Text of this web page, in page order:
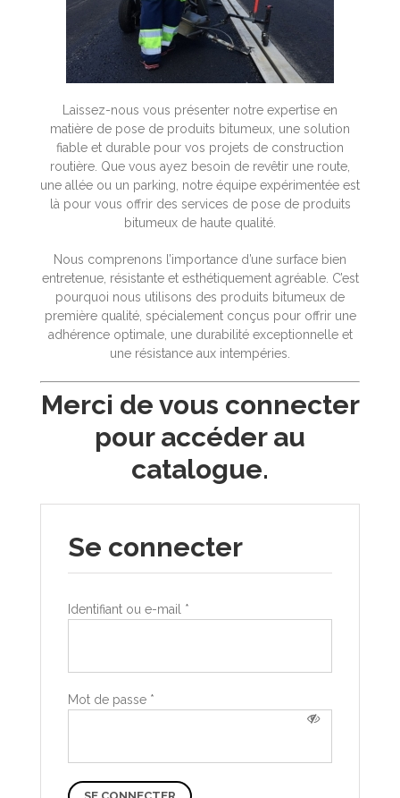
Laissez-nous vous présenter notre expertise en
matière de pose de produits bitumeux, une solution
fiable et durable pour vos projets de construction
routière. Que vous ayez besoin de revêtir une route,
une allée ou un parking, notre équipe expérimentée est
là pour vous offrir des services de pose de produits
bitumeux de haute qualité.
Nous comprenons l’importance d’une surface bien
entretenue, résistante et esthétiquement agréable. C’est
pourquoi nous utilisons des produits bitumeux de
première qualité, spécialement conçus pour offrir une
adhérence optimale, une durabilité exceptionnelle et
une résistance aux intempéries.
Merci de vous connecter
pour accéder au
catalogue.
Se connecter
Identifiant ou e-mail *
Mot de passe *